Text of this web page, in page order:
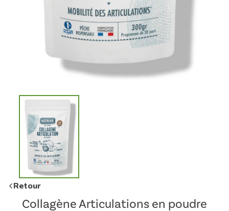
Retour
Collagène Articulations en poudre